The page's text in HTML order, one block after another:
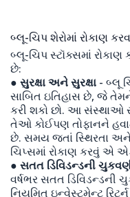
બ્લૂ-ચિપ શેરોમાં રોકાણ
બ્લૂ-ચિપ સ્ટૉક્સમાં
છે:
● સુરક્ષા અને સુરક્ષા - બ્લૂ
સાબિત ઇતિહાસ છે, જે
કરી શકો છો. આ
તેઓ કોઈપણ તોફાનને
છે. સમય જતાં સ્થિરતા અને
ચિપ્સમાં રોકાણ કરવું એ
● સતત ડિવિડન્ડની
વર્ષભર સતત ડિવિડન્ડની
નિયમિત ઇન્વેસ્ટમેન્ટ